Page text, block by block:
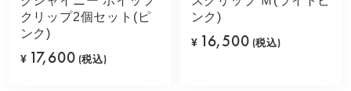
クリップ2個セット(ピ
ンク)
¥ 17,600 (税込)
ンク)
¥ 16,500 (税込)